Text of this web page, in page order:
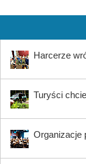
Harcerze
Turyści
Organizacje